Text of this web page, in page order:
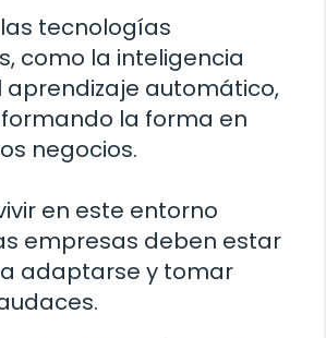
tecnologías
como la inteligencia
aprendizaje automático,
la forma en
negocios.
en este entorno
empresas deben estar
adaptarse y tomar